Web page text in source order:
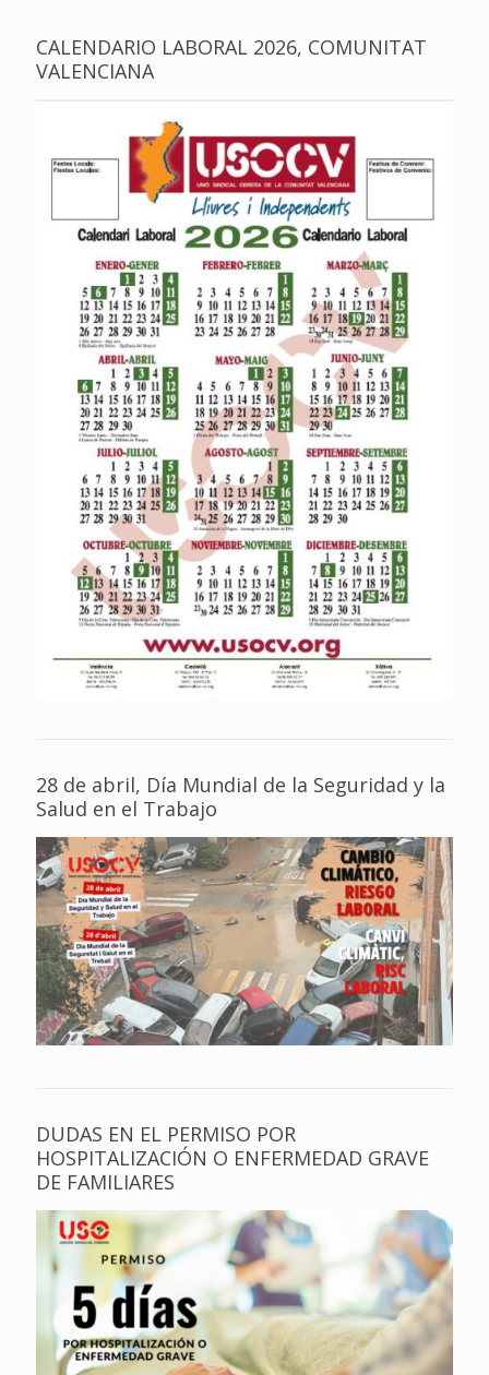
CALENDARIO LABORAL 2026, COMUNITAT
VALENCIANA
28 de abril, Día Mundial de la Seguridad y la
Salud en el Trabajo
DUDAS EN EL PERMISO POR
HOSPITALIZACIÓN O ENFERMEDAD GRAVE
DE FAMILIARES